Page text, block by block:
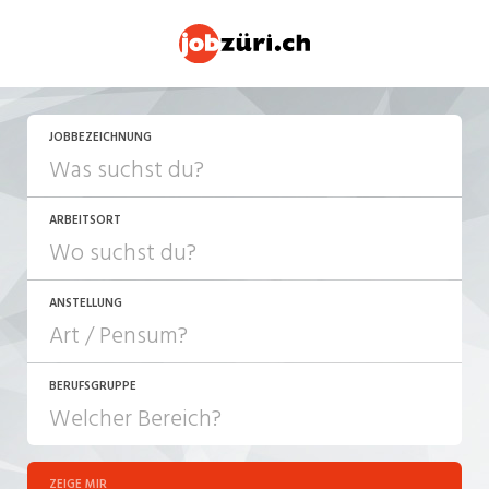
JOBBEZEICHNUNG
ARBEITSORT
ANSTELLUNG
JOB-TYP
Festanstellung
BERUFSGRUPPE
ZEIGE MIR